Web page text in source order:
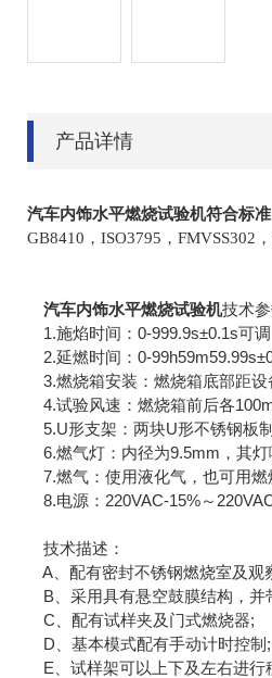
产品详情
汽车内饰水平燃烧试验机符合标准
GB8410，ISO3795，FMVSS302
汽车内饰水平燃烧试验机技术参
1.施焰时间：0-999.9s±0.1s可调
2.延燃时间：0-
3.燃烧箱安装：燃烧箱底部距设
4.试验风速：燃烧箱前后各
5.U形支架：两块U形不锈钢板
6.燃气灯：内径为9.5mm，其灯
7.燃气：使用液化气，也可用燃
8.电源：220VAC-15%～
技术描述：
A、配有密封不锈钢燃烧室及观
B、采用具有悬空鼓膜结构，并
C、配有试样夹及门式燃烧器;
D、基本模式配有手动计时控制;
E、试样架可以上下及左右进行